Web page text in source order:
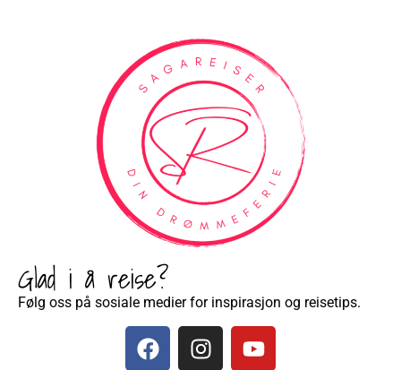
Glad i å reise?
Følg oss på sosiale medier for inspirasjon og reisetips.